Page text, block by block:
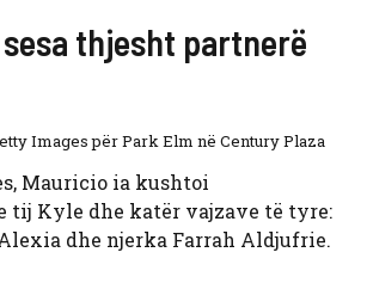
sesa thjesht partnerë
Images për Park Elm në Century Plaza
Mauricio ia kushtoi
tij Kyle dhe katër vajzave të tyre:
dhe njerka Farrah Aldjufrie.